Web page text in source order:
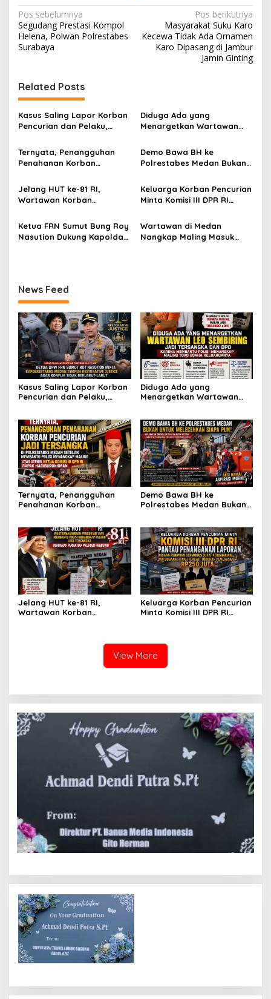
N
a
v
g
a
s
i
p
o
s
Pos sebelumnya
Segudang Prestasi Kompol
Helena, Polwan Polrestabes
Surabaya
Pos berikutnya
Masyarakat Suku Karo
Kecewa Tidak Ada Ornamen
Karo Dipasang di Jambur
Jamin Ginting
Related Posts
Kasus Saling Lapor Korban
Pencurian dan Pelaku,
Nasution Minta
Kapolrestabes Medan
larut
Diduga Ada yang
Menargetkan Wartawan
Tersangka dan Dpo Karena
Membantu Polisi
Ternyata, Penangguhan
Penahanan Korban
di Polrestabes Medan
Setelah Membantu Polisi
RI Bapak Habiburokhman
Demo Bawa BH ke
Polrestabes Medan Bukan
Pun, Melainkan Simbol Kritik
dan Rasa Kecewa
Medan
Jelang HUT ke-81 RI,
Wartawan Korban
Polisi Menangkap Pelaku
Jadi Tersangka Berharap
Perhatian Presiden
Keluarga Korban Pencurian
Minta Komisi III DPR RI
Laporan Dugaan Penipuan
Bermodus Surat
Perdamaian dan Dugaan
Ketua FRN Sumut Bung Roy
Nasution Dukung Kapolda
Wartawan di Medan
Nangkap Maling Masuk
News Feed
Kasus Saling Lapor Korban
Pencurian dan Pelaku,
Kapolrestabes Medan
Tempuh Restorative Justice
agar Konflik Tak Berlarut-
larut
Diduga Ada yang
Menargetkan Wartawan
Membantu Polisi
Menangkap Maling di Toko
Usaha Keluarganya
Ternyata, Penangguhan
Penahanan Korban
Setelah Membantu Polisi
Menangkap Maling Atas
Atensi Ketua Komisi III DPR
RI Bapak Habiburokhman
Demo Bawa BH ke
Polrestabes Medan Bukan
dan Rasa Kecewa
Lambatnya Penanganan
Pekara di Polrestabes
Medan
Jelang HUT ke-81 RI,
Wartawan Korban
Keluarga Korban Pencurian
Minta Komisi III DPR RI
Perdamaian dan Dugaan
Fitnah Terkait Tuduhan
Pemerasan Rp250 Juta
View More